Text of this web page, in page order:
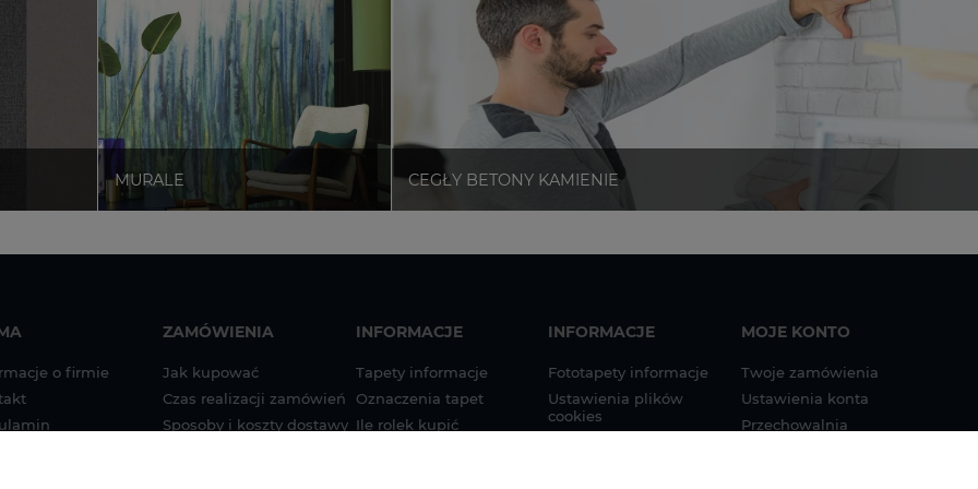
o firmie
ZAMÓWIENIA
Jak kupować
Czas realizacji zamówień
Sposoby i koszty dostawy
INFORMACJE
Tapety informacje
Oznaczenia tapet
Ile rolek kupić
INFORMACJE
Fototapety informacje
Ustawienia plików
cookies
MOJE KONTO
Twoje zamówienia
Ustawienia konta
Przechowalnia